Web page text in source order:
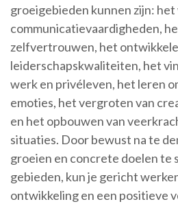
groeigebieden kunnen zijn:
communicatievaardigheden,
zelfvertrouwen, het
leiderschapskwaliteiten, het
werk en privéleven, het leren
emoties, het vergroten van
en het opbouwen van
situaties. Door bewust na te
groeien en concrete doelen te
gebieden, kun je gericht
ontwikkeling en een positieve